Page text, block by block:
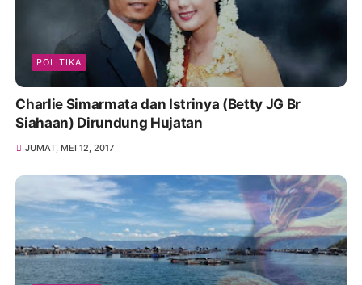
POLITIKA
Charlie Simarmata dan Istrinya (Betty JG Br
Siahaan) Dirundung Hujatan
JUMAT, MEI 12, 2017